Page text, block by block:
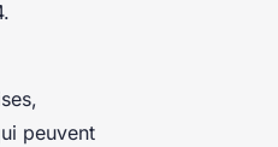
peuvent